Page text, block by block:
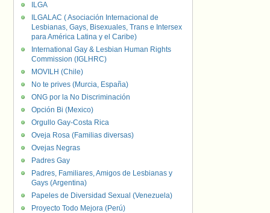
ILGA
ILGALAC ( Asociación Internacional de
Lesbianas, Gays, Bisexuales, Trans e Intersex
para América Latina y el Caribe)
International Gay & Lesbian Human Rights
Commission (IGLHRC)
MOVILH (Chile)
No te prives (Murcia, España)
ONG por la No Discriminación
Opción Bi (Mexico)
Orgullo Gay-Costa Rica
Oveja Rosa (Familias diversas)
Ovejas Negras
Padres Gay
Padres, Familiares, Amigos de Lesbianas y
Gays (Argentina)
Papeles de Diversidad Sexual (Venezuela)
Proyecto Todo Mejora (Perú)